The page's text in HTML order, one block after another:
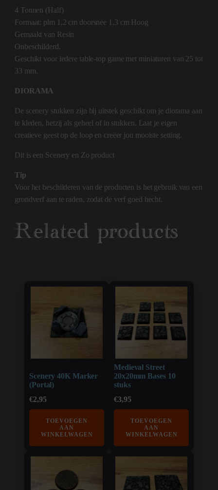
4 Tonnen (Half)
Formaat: plm 1,2 cm doorsnee 1,3 cm Hoog
Gemaakt van Resin
Onbeschilderd.
Geschikt voor iedere table-top game met miniaturen van 25 tot
33 mm.
DIORAMA
De scenery stukken zijn bij uitstek geschikt om je diorama aan
te kleden, hetzij als geheel of in stukken. Laat je eigen
creatieve geest op de loop en creëer jou mooiste setting.
Dit is een Scenery en Zo product
Tip
Voor het beschilderen van de producten is het gebruik van een
grondverf aan te raden, zodat de verf goed hecht.
Related products
Scenery 40K Marker
(Portal)
€2,95
TOEVOEGEN
AAN
WINKELWAGEN
Medieval Street
20x20mm Bases 10
stuks
€3,95
TOEVOEGEN
AAN
WINKELWAGEN